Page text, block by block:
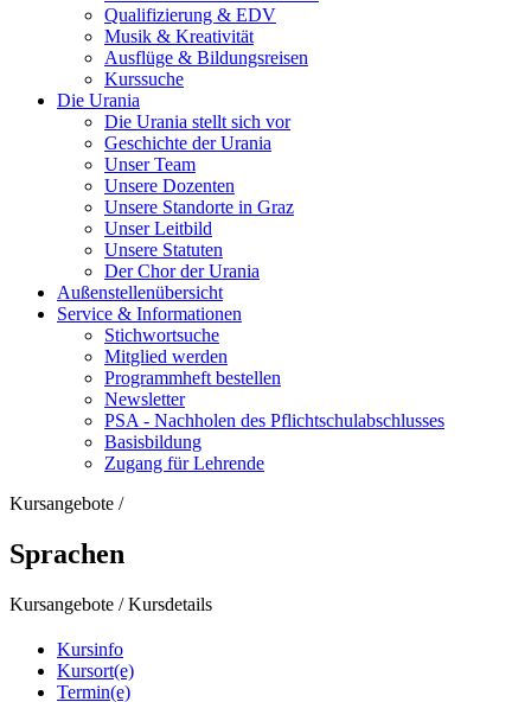
Qualifizierung & EDV
Musik & Kreativität
Ausflüge & Bildungsreisen
Kurssuche
Die Urania
Die Urania stellt sich vor
Geschichte der Urania
Unser Team
Unsere Dozenten
Unsere Standorte in Graz
Unser Leitbild
Unsere Statuten
Der Chor der Urania
Außenstellenübersicht
Service & Informationen
Stichwortsuche
Mitglied werden
Programmheft bestellen
Newsletter
PSA - Nachholen des Pflichtschulabschlusses
Basisbildung
Zugang für Lehrende
Kursangebote /
Sprachen
Kursangebote /Kursdetails
Kursinfo
Kursort(e)
Termin(e)